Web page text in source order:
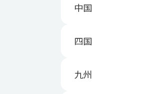
中国
四国
九州